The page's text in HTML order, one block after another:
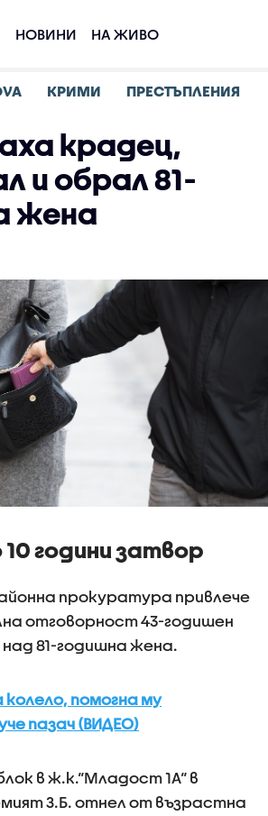
НОВИНИ НА ЖИВО
КРИМИ ПРЕСТЪПЛЕНИЯ
крадец,
и обрал 81-
жена
10 години затвор
прокуратура привлече
отговорност 43-годишен
81-годишна жена.
помогна му
пазач (ВИДЕО)
в ж.к.“Младост 1А“ в
З.Б. отнел от възрастна